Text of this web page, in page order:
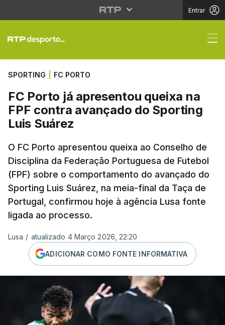
Entrar
FC Porto já
SPORTING FC PORTO
FC Porto já apresentou queixa na
FPF contra avançado do Sporting
Luis Suárez
O FC Porto apresentou queixa ao Conselho de
Disciplina da Federação Portuguesa de Futebol
(FPF) sobre o comportamento do avançado do
Sporting Luis Suárez, na meia-final da Taça de
Portugal, confirmou hoje à agência Lusa fonte
ligada ao processo.
Lusa / atualizado 4 Março 2026, 22:20
ADICIONAR COMO FONTE INFORMATIVA